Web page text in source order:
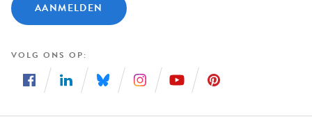
AANMELDEN
VOLG ONS OP
ons
ons
ons
ons
ons
ons